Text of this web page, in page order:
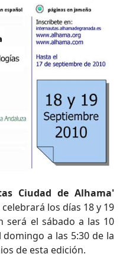
Ciudad de Alhama'
los días 18 y 19
será el sábado a las 10
a las 5:30 de la
de esta edición.